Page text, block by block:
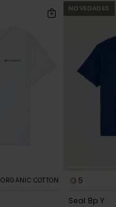
ORGANIC COTTON
NOVEDADES
5
Seal Bp Y